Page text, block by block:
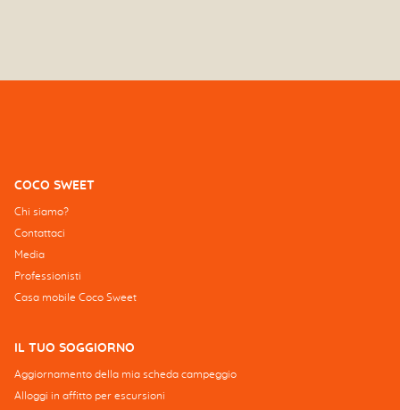
COCO SWEET
Chi siamo?
Contattaci
Media
Professionisti
Casa mobile Coco Sweet
IL TUO SOGGIORNO
Aggiornamento della mia scheda campeggio
Alloggi in affitto per escursioni